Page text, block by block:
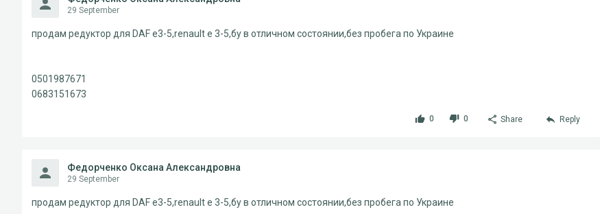
29 September
продам редуктор для DAF e3-5,renault e 3-5,бу в отличном состоянии,без пробега по Украине
0501987671
0683151673
0 0 Share Reply
Федорченко Оксана Александровна
29 September
продам редуктор для DAF e3-5,renault e 3-5,бу в отличном состоянии,без пробега по Украине